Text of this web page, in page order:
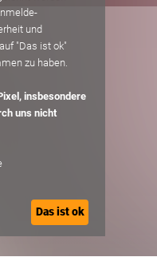
und
"Das ist ok"
zu haben.
insbesondere
uns nicht
Das ist ok